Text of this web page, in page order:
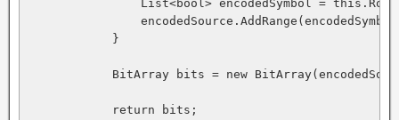
List<bool> encodedSymbol =
            }
BitArray bits = new
            return bits;